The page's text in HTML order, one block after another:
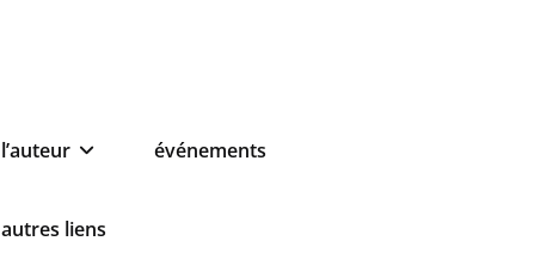
l’auteur événements
autres liens